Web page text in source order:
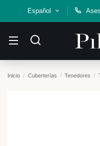
Español
Inicio Cuberterías Tenedores